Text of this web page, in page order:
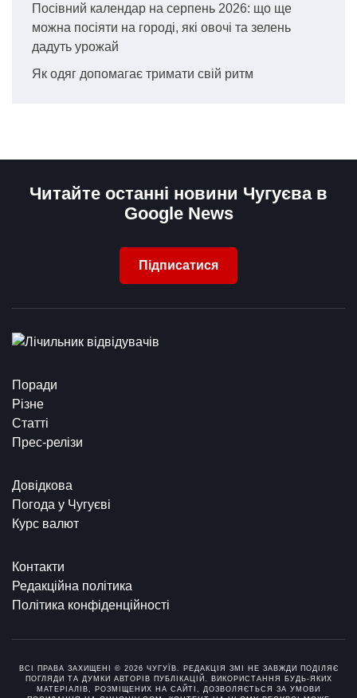
Посівний календар на серпень 2026: що ще
можна посіяти на городі, які овочі та зелень
дадуть урожай
Як одяг допомагає тримати свій ритм
Читайте останні новини Чугуєва в
Google News
Підписатися
Поради
Різне
Статті
Прес-релізи
Довідкова
Погода у Чугуєві
Курс валют
Контакти
Редакційна політика
Політика конфіденційності
ВСІ ПРАВА ЗАХИЩЕНІ © 2026 ЧУГУЇВ. РЕДАКЦІЯ ЗМІ НЕ ЗАВЖДИ ПОДІЛЯЄ
ПОГЛЯДИ ТА ДУМКИ АВТОРІВ ПУБЛІКАЦІЙ. ВИКОРИСТАННЯ БУДЬ-ЯКИХ
МАТЕРІАЛІВ, РОЗМІЩЕНИХ НА САЙТІ, ДОЗВОЛЯЄТЬСЯ ЗА УМОВИ